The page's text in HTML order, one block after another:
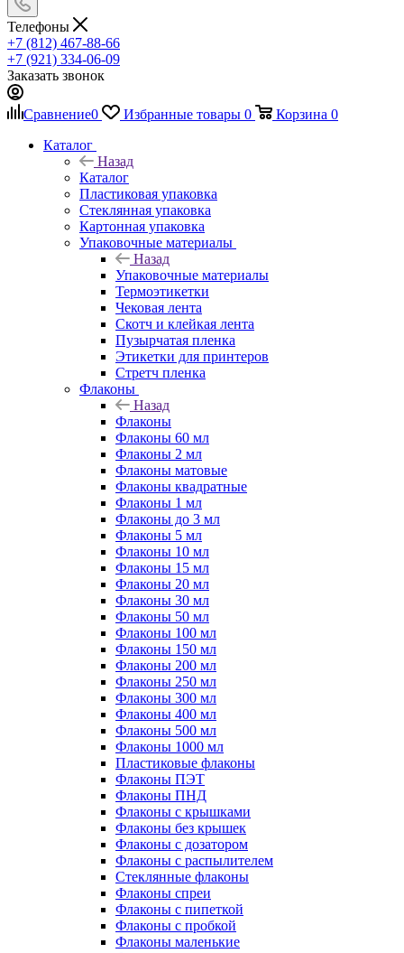
Телефоны
+7 (812) 467-88-66
+7 (921) 334-06-09
Заказать звонок
Сравнение0 Избранные товары 0 Корзина 0
Каталог
Назад
Каталог
Пластиковая упаковка
Стеклянная упаковка
Картонная упаковка
Упаковочные материалы
Назад
Упаковочные материалы
Термоэтикетки
Чековая лента
Скотч и клейкая лента
Пузырчатая пленка
Этикетки для принтеров
Стретч пленка
Флаконы
Назад
Флаконы
Флаконы 60 мл
Флаконы 2 мл
Флаконы матовые
Флаконы квадратные
Флаконы 1 мл
Флаконы до 3 мл
Флаконы 5 мл
Флаконы 10 мл
Флаконы 15 мл
Флаконы 20 мл
Флаконы 30 мл
Флаконы 50 мл
Флаконы 100 мл
Флаконы 150 мл
Флаконы 200 мл
Флаконы 250 мл
Флаконы 300 мл
Флаконы 400 мл
Флаконы 500 мл
Флаконы 1000 мл
Пластиковые флаконы
Флаконы ПЭТ
Флаконы ПНД
Флаконы с крышками
Флаконы без крышек
Флаконы с дозатором
Флаконы с распылителем
Стеклянные флаконы
Флаконы cпреи
Флаконы с пипеткой
Флаконы с пробкой
Флаконы маленькие